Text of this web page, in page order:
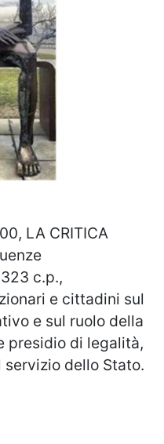
LA CRITICA
c.p.,
e cittadini sul
e sul ruolo della
presidio di legalità,
dello Stato.